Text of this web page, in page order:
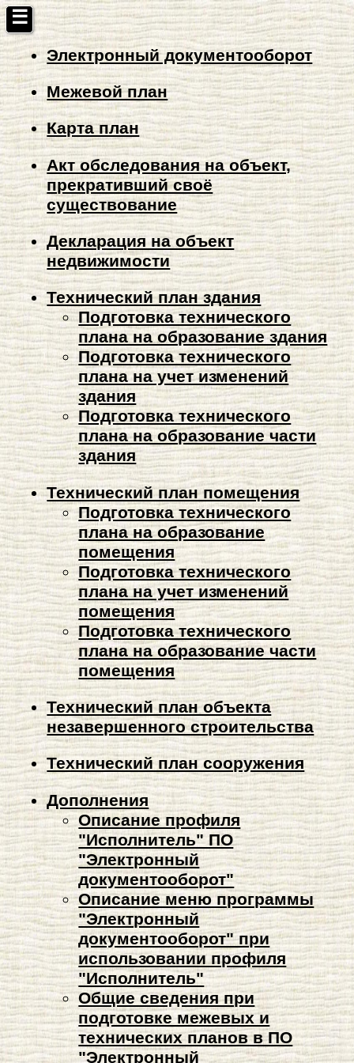
☰
Электронный документооборот
Межевой план
Карта план
Акт обследования на объект,
прекративший своё
существование
Декларация на объект
недвижимости
Технический план здания
Подготовка технического
плана на образование здания
Подготовка технического
плана на учет изменений
здания
Подготовка технического
плана на образование части
здания
Технический план помещения
Подготовка технического
плана на образование
помещения
Подготовка технического
плана на учет изменений
помещения
Подготовка технического
плана на образование части
помещения
Технический план объекта
незавершенного строительства
Технический план сооружения
Дополнения
Описание профиля
"Исполнитель" ПО
"Электронный
документооборот"
Описание меню программы
"Электронный
документооборот" при
использовании профиля
"Исполнитель"
Общие сведения при
подготовке межевых и
технических планов в ПО
"Электронный